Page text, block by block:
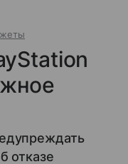
отказе